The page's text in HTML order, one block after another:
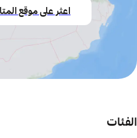
اعثر على موقع
الفئات